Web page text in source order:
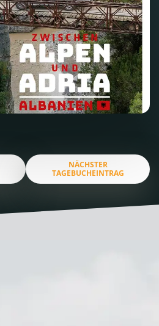
NÄCHSTER
TAGEBUCHEINTRAG